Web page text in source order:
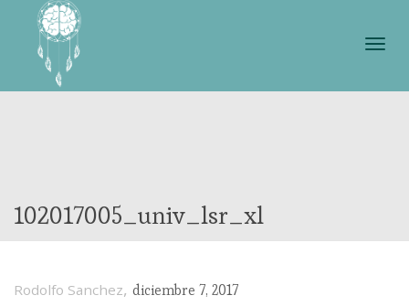
102017005_univ_lsr_xl
Rodolfo Sanchez, diciembre 7, 2017